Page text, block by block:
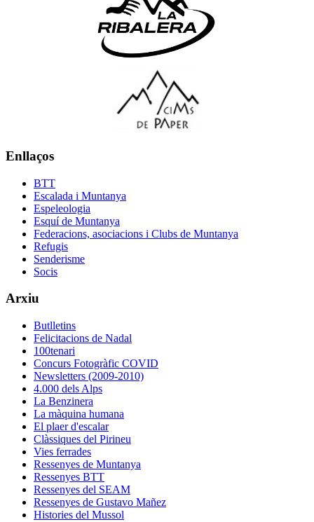
Enllaços
BTT
Escalada i Muntanya
Espeleologia
Esquí de Muntanya
Federacions, asociacions i Clubs de Muntanya
Refugis
Senderisme
Socis
Arxiu
Butlletins
Felicitacions de Nadal
100tenari
Concurs Fotogràfic COVID
Newsletters (2009-2010)
4.000 dels Alps
La Benzinera
La màquina humana
El plaer d'escalar
Clàssiques del Pirineu
Vies ferrades
Ressenyes de Muntanya
Ressenyes BTT
Ressenyes del SEAM
Ressenyes de Gustavo Mañez
Histories del Mussol